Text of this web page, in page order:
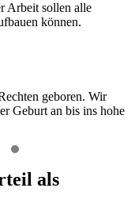
Arbeit sollen alle
können.
geboren. Wir
Geburt an bis ins hohe
als